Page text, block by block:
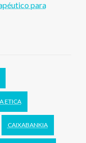
para
ETICA
CAIXABANKIA